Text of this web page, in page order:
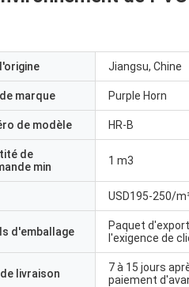
Jiangsu, Chine
marque Purple Horn
de modèle HR-B
de
min
1 m3
USD195-250/
d'emballage
Paquet
l'exigence de
de livraison
7 à 15 jours
paiement